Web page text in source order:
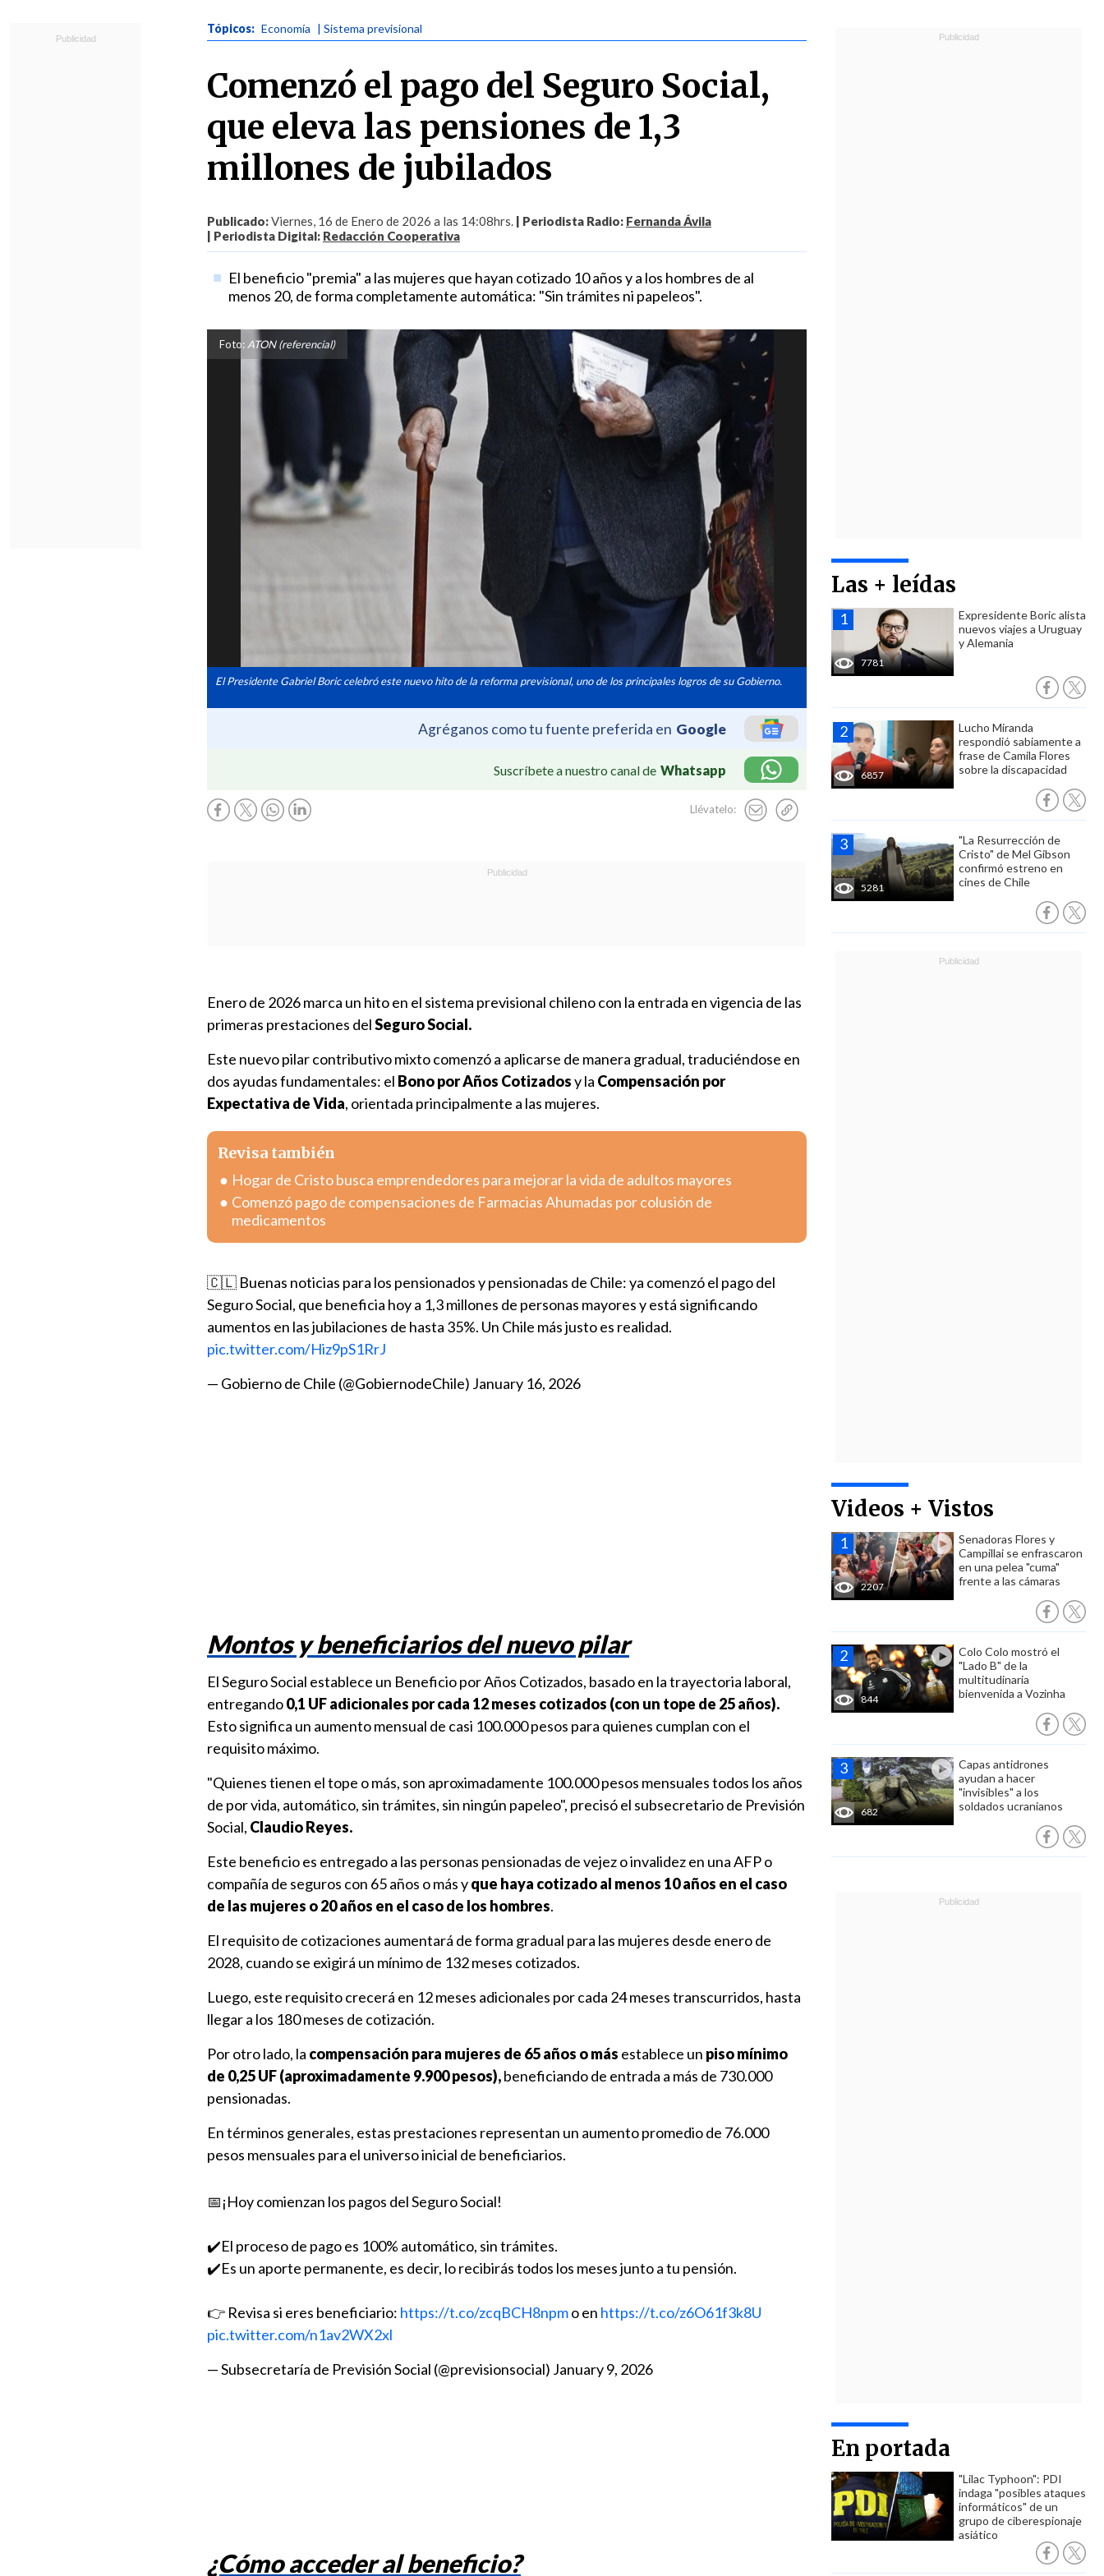
Tópicos: Economía | Sistema previsional
Comenzó el pago del Seguro Social,
que eleva las pensiones de 1,3
millones de jubilados
Publicado:Viernes, 16 de Enero de 2026 a las 14:08hrs. | Periodista Radio: Fernanda Ávila
| Periodista Digital: Redacción Cooperativa
El beneficio "premia" a las mujeres que hayan cotizado 10 años y a los hombres de al
menos 20, de forma completamente automática: "Sin trámites ni papeleos".
Foto: ATON (referencial)
El Presidente Gabriel Boric celebró este nuevo hito de la reforma previsional, uno de los principales logros de su Gobierno.
Agréganos como tu fuente preferida en Google
Suscríbete a nuestro canal de Whatsapp
Llévatelo:
Las + leídas
7781
Expresidente Boric alista
nuevos viajes a Uruguay
y Alemania
6857
Lucho Miranda
respondió sabiamente a
frase de Camila Flores
sobre la discapacidad
5281
"La Resurrección de
Cristo" de Mel Gibson
confirmó estreno en
cines de Chile
Videos + Vistos
2207
Senadoras Flores y
Campillai se enfrascaron
en una pelea "cuma"
frente a las cámaras
844
Colo Colo mostró el
"Lado B" de la
multitudinaria
bienvenida a Vozinha
682
Capas antidrones
ayudan a hacer
"invisibles" a los
soldados ucranianos
En portada
"Lilac Typhoon": PDI
indaga "posibles ataques
informáticos" de un
grupo de ciberespionaje
asiático
Enero de 2026 marca un hito en el sistema previsional chileno con la entrada en vigencia de las
primeras prestaciones delSeguro Social.
Este nuevo pilar contributivo mixto comenzó a aplicarse de manera gradual, traduciéndose en
dos ayudas fundamentales: el Bono por Años Cotizadosy la Compensación por
Expectativa de Vida, orientada principalmente a las mujeres.
Revisa también
Hogar de Cristo busca emprendedores para mejorar la vida de adultos mayores
Comenzó pago de compensaciones de Farmacias Ahumadas por colusión de
medicamentos
🇨🇱 Buenas noticias para los pensionados y pensionadas de Chile: ya comenzó el pago del
Seguro Social, que beneficia hoy a 1,3 millones de personas mayores y está significando
aumentos en las jubilaciones de hasta 35%. Un Chile más justo es realidad.
pic.twitter.com/Hiz9pS1RrJ
— Gobierno de Chile (@GobiernodeChile) January 16, 2026
Montos y beneficiarios del nuevo pilar
El Seguro Social establece un Beneficio por Años Cotizados, basado en la trayectoria laboral,
entregando0,1 UF adicionales por cada 12 meses cotizados (con un tope de 25 años).
Esto significa un aumento mensual de casi 100.000 pesos para quienes cumplan con el
requisito máximo.
"Quienes tienen el tope o más, son aproximadamente 100.000 pesos mensuales todos los años
de por vida, automático, sin trámites, sin ningún papeleo", precisó el subsecretario de Previsión
Social, Claudio Reyes.
Este beneficio es entregado a las personas pensionadas de vejez o invalidez en una AFP o
compañía de seguros con 65 años o más yque haya cotizado al menos 10 años en el caso
de las mujeres o 20 años en el caso de los hombres.
El requisito de cotizaciones aumentará de forma gradual para las mujeres desde enero de
2028, cuando se exigirá un mínimo de 132 meses cotizados.
Luego, este requisito crecerá en 12 meses adicionales por cada 24 meses transcurridos, hasta
llegar a los 180 meses de cotización.
Por otro lado, la compensación para mujeres de 65 años o más establece un piso mínimo
de 0,25 UF (aproximadamente 9.900 pesos),beneficiando de entrada a más de 730.000
pensionadas.
En términos generales, estas prestaciones representan un aumento promedio de 76.000
pesos mensuales para el universo inicial de beneficiarios.
📅¡Hoy comienzan los pagos del Seguro Social!
✔️El proceso de pago es 100% automático, sin trámites.
✔️Es un aporte permanente, es decir, lo recibirás todos los meses junto a tu pensión.
👉 Revisa si eres beneficiario: https://t.co/zcqBCH8npmo en https://t.co/z6O61f3k8U
pic.twitter.com/n1av2WX2xl
— Subsecretaría de Previsión Social (@previsionsocial) January 9, 2026
¿Cómo acceder al beneficio?